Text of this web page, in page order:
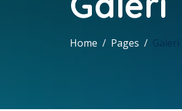
Home Pages Galeri